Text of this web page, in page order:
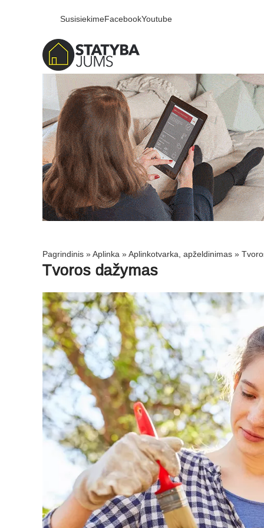
SusisiekimeFacebookYoutube
Pagrindinis »Aplinka »Aplinkotvarka, apželdinimas »
Tvoros dažymas